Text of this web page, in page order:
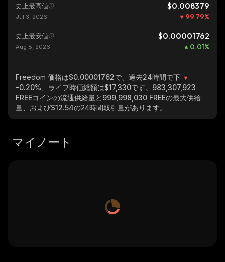
史上最高値 $0.008379
Jul 3, 2026 99.79%
史上最安値 $0.00001762
Aug 8, 2026 0.01%
Freedom 価格は$0.00001762で、過去24時間で下
-0.20% 、ライブ時価総額は$17,330です。 983,307,923
FREEコインの流通供給量と 999,998,030 FREEの最大供給
量、および$12.54の24時間取引量があります。
マイノート